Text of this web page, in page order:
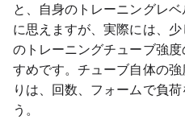
と、自身のトレーニングレ
に思えますが、実際には、
のトレーニングチューブ強
すめです。チューブ自体の
りは、回数、フォームで負
う。